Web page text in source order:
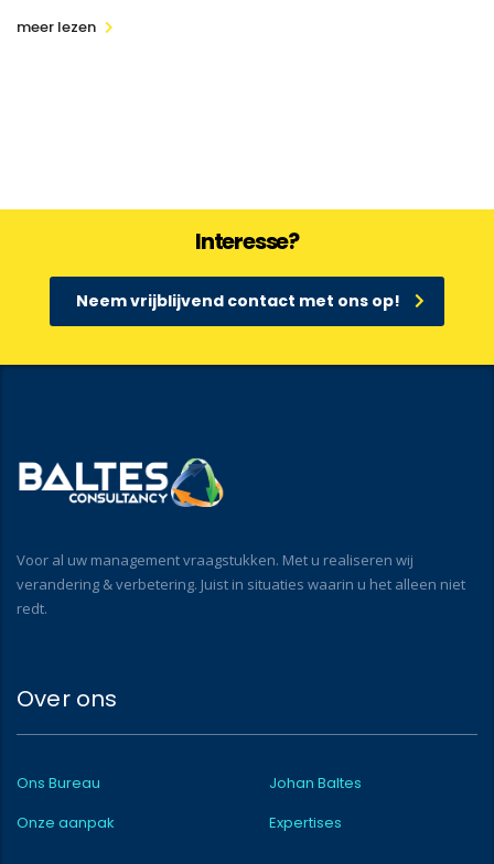
meer lezen
Interesse?
Neem vrijblijvend contact met ons op!
Voor al uw management vraagstukken. Met u realiseren wij
verandering & verbetering. Juist in situaties waarin u het alleen niet
redt.
Over ons
Ons Bureau
Johan Baltes
Onze aanpak
Expertises